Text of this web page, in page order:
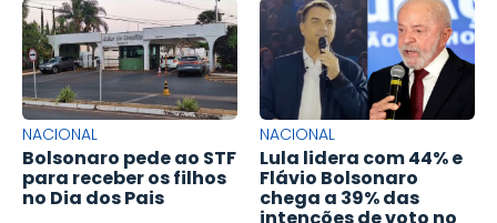
NACIONAL
Bolsonaro pede ao STF
para receber os filhos
no Dia dos Pais
NACIONAL
Lula lidera com 44% e
Flávio Bolsonaro
chega a 39% das